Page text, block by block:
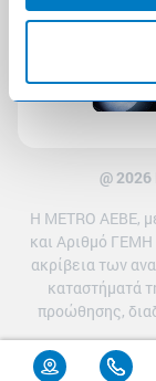
@ 2026
Η METRO ΑΕΒΕ,
και Αριθμό ΓΕΜΗ
ακρίβεια των
καταστήματά
προώθησης,